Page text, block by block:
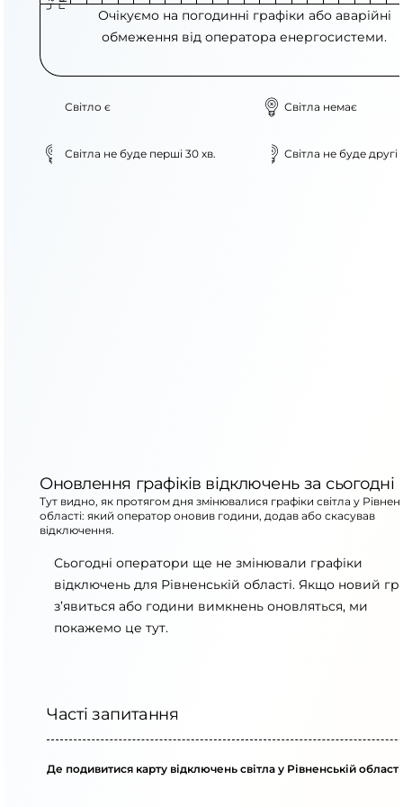
Очікуємо на погодинні графіки або аварійні
обмеження від оператора енергосистеми.
Світло є Світла немає
Світла не буде перші 30 хв. Світла не буде другі
Оновлення графіків відключень за сьогодні
Тут видно, як протягом дня змінювалися графіки світла у
області: який оператор оновив години, додав або скасував
відключення.
Сьогодні оператори ще не змінювали графіки
відключень для Рівненській області. Якщо новий
з’явиться або години вимкнень оновляться, ми
покажемо це тут.
Часті запитання
Де подивитися карту відключень світла у Рівненській